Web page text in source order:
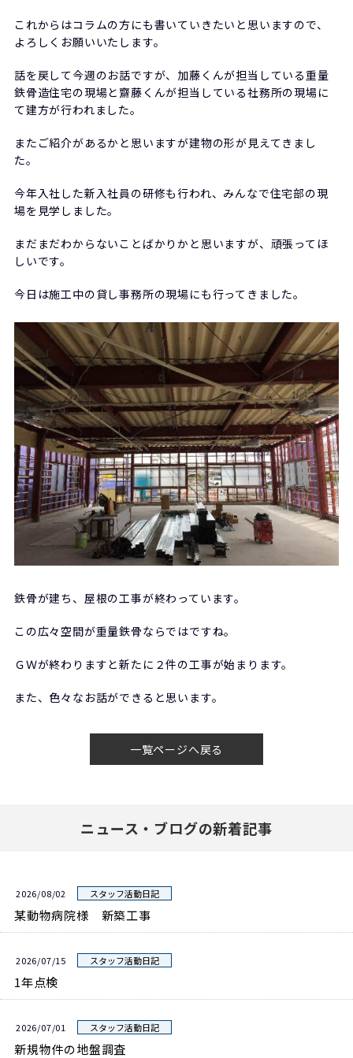
これからはコラムの方にも書いていきたいと思いますので、
よろしくお願いいたします。
話を戻して今週のお話ですが、加藤くんが担当している重量
鉄骨造住宅の現場と齋藤くんが担当している社務所の現場に
て建方が行われました。
またご紹介があるかと思いますが建物の形が見えてきまし
た。
今年入社した新入社員の研修も行われ、みんなで住宅部の現
場を見学しました。
まだまだわからないことばかりかと思いますが、頑張ってほ
しいです。
今日は施工中の貸し事務所の現場にも行ってきました。
鉄骨が建ち、屋根の工事が終わっています。
この広々空間が重量鉄骨ならではですね。
ＧＷが終わりますと新たに２件の工事が始まります。
また、色々なお話ができると思います。
一覧ページへ戻る
ニュース・ブログの新着記事
2026/08/02 スタッフ活動日記
某動物病院様 新築工事
2026/07/15 スタッフ活動日記
1年点検
2026/07/01 スタッフ活動日記
新規物件の地盤調査